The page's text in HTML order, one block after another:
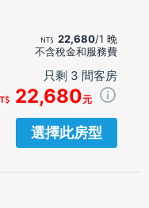
22,680/1 晚
不含稅金和服務費
只剩 3 間客房
22,680元
選擇此房型